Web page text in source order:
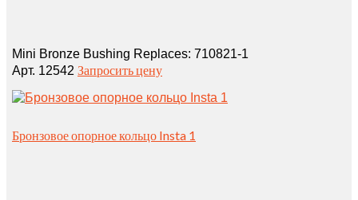
Mini Bronze Bushing Replaces: 710821‑1
Арт. 12542 Запросить цену
Бронзовое опорное кольцо Insta 1